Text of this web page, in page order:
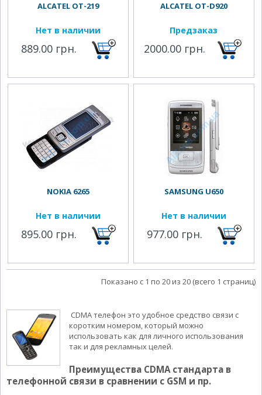
ALCATEL OT-219
Нет в наличии
889.00 грн.
ALCATEL OT-D920
Предзаказ
2000.00 грн.
NOKIA 6265
Нет в наличии
895.00 грн.
SAMSUNG U650
Нет в наличии
977.00 грн.
Показано с 1 по 20 из 20 (всего 1 страниц)
CDMA телефон это удобное средство связи с
коротким номером, который можно
использовать как для личного использования
так и для рекламных целей.
Преимущества CDMA стандарта в
телефонной связи в сравнении с GSM и пр.